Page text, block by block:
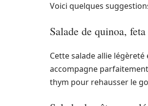
Voici quelques
Salade de quinoa,
Cette salade allie
accompagne
thym pour rehausser le